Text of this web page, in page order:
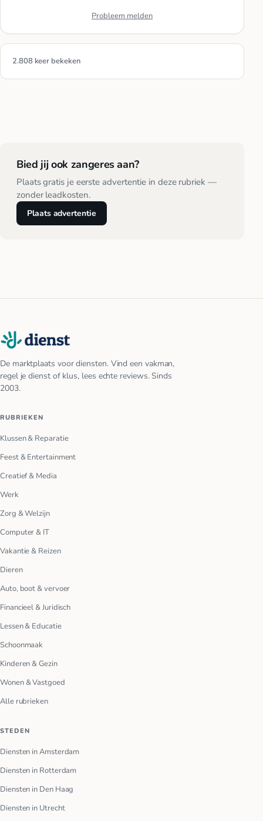
Probleem melden
2.808 keer bekeken
Bied jij ook zangeres aan?
Plaats gratis je eerste advertentie in deze rubriek —
zonder leadkosten.
Plaats advertentie
De marktplaats voor diensten. Vind een vakman,
regel je dienst of klus, lees echte reviews. Sinds
2003.
RUBRIEKEN
Klussen & Reparatie
Feest & Entertainment
Creatief & Media
Werk
Zorg & Welzijn
Computer & IT
Vakantie & Reizen
Dieren
Auto, boot & vervoer
Financieel & Juridisch
Lessen & Educatie
Schoonmaak
Kinderen & Gezin
Wonen & Vastgoed
Alle rubrieken
STEDEN
Diensten in Amsterdam
Diensten in Rotterdam
Diensten in Den Haag
Diensten in Utrecht